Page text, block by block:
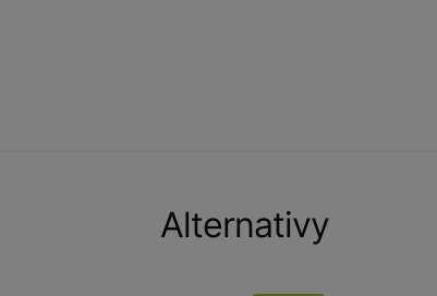
Alternativy